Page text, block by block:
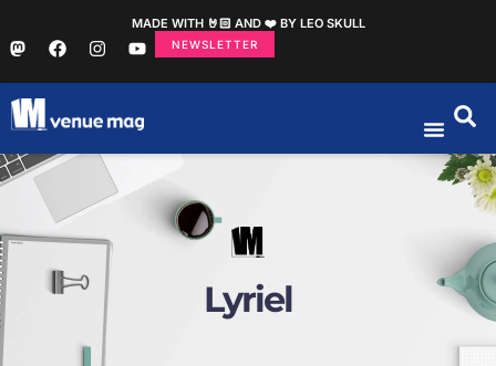
MADE WITH 🤘🏻 AND ❤️ BY LEO SKULL
NEWSLETTER
Lyriel